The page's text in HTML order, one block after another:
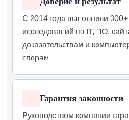
С 2014 года выполнили 300+
исследований по IT, ПО,
доказательствам и
спорам.
Гарантия законности
Руководством компании